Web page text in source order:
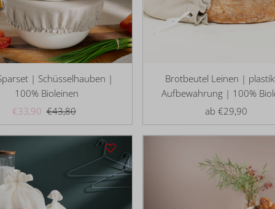
| Schüsselhauben |
100% Bioleinen
Angebotspreis
€33,90 Regulärer
Preis
€43,80
Brotbeutel Leinen |
Aufbewahrung | 100%
Regulärer
Preis
ab €29,90